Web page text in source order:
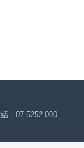
：07-5252-000